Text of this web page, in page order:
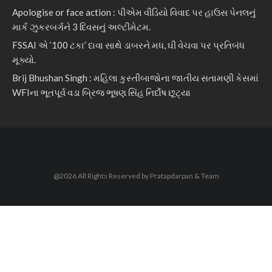
Apologise or face action : પીએમ વીડિયો વિવાદ પર હાઉસ પેનલનું
માર્ક ઝુકરબર્ગને 3 દિવસનું અલ્ટીમેટમ.
FSSAI એ ‘100 ટકા’ દાવા સાથે ડાબરને મધ, ઘી વેચવા પર પ્રતિબંધ
મૂક્યો.
Brij Bhushan Singh : મહિલા કુસ્તીબાજોના જાતીય સતામણી કેસમાં
WFIના ભૂતપૂર્વ વડા બ્રિજ ભૂષણ સિંહ નિર્દોષ છૂટ્યા
@2026 All Rights Reserved by Pratapdarpan & Team